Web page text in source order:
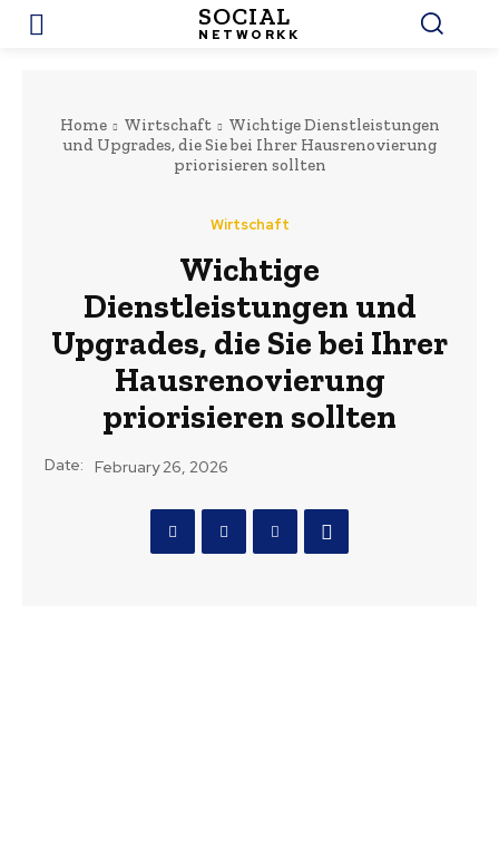
SOCIAL
NETWORKK
Home Wirtschaft
Wichtige Dienstleistungen
und Upgrades, die Sie bei Ihrer Hausrenovierung
priorisieren sollten
Wirtschaft
Wichtige
Dienstleistungen und
Upgrades, die Sie bei Ihrer
Hausrenovierung
priorisieren sollten
Date: February 26, 2026